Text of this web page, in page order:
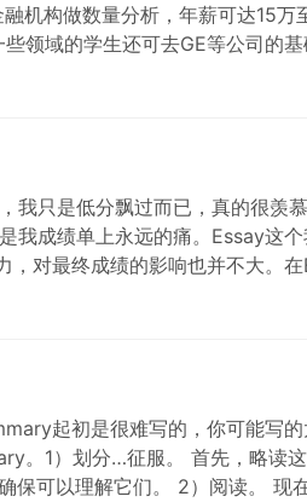
机构做数量分析，年薪可达15万
领域的学生还可去GE等公司的
我只是低分飘过而已，真的很羡
成绩单上永远的痛。Essay这
，对最终成绩的影响也并不大。
起初是很难写的，你可能写的
。1）划分…征服。 首先，略读
保可以理解它们。 2）阅读。 现